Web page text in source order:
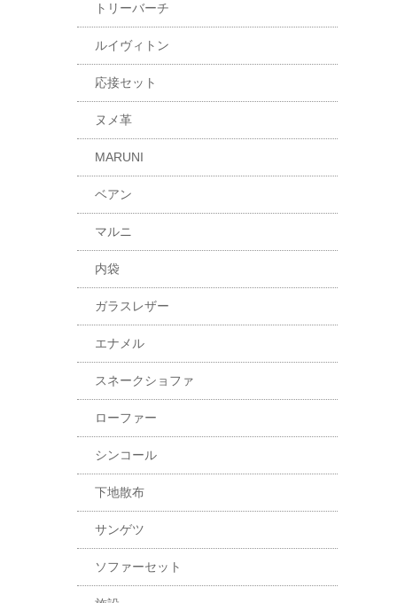
トリーバーチ
ルイヴィトン
応接セット
ヌメ革
MARUNI
ベアン
マルニ
内袋
ガラスレザー
エナメル
スネークショファ
ローファー
シンコール
下地散布
サンゲツ
ソファーセット